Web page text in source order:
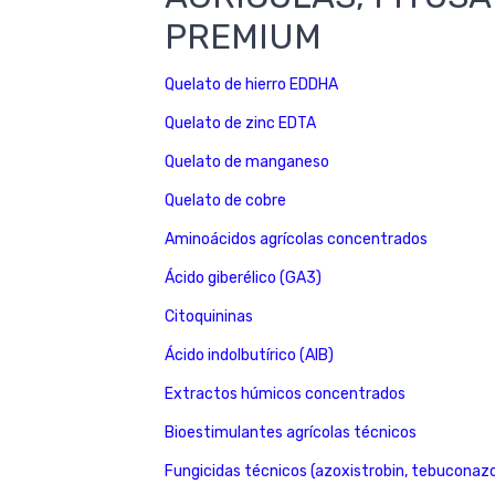
PREMIUM
Quelato de hierro EDDHA
Quelato de zinc EDTA
Quelato de manganeso
Quelato de cobre
Aminoácidos agrícolas concentrados
Ácido giberélico (GA3)
Citoquininas
Ácido indolbutírico (AIB)
Extractos húmicos concentrados
Bioestimulantes agrícolas técnicos
Fungicidas técnicos (azoxistrobin,